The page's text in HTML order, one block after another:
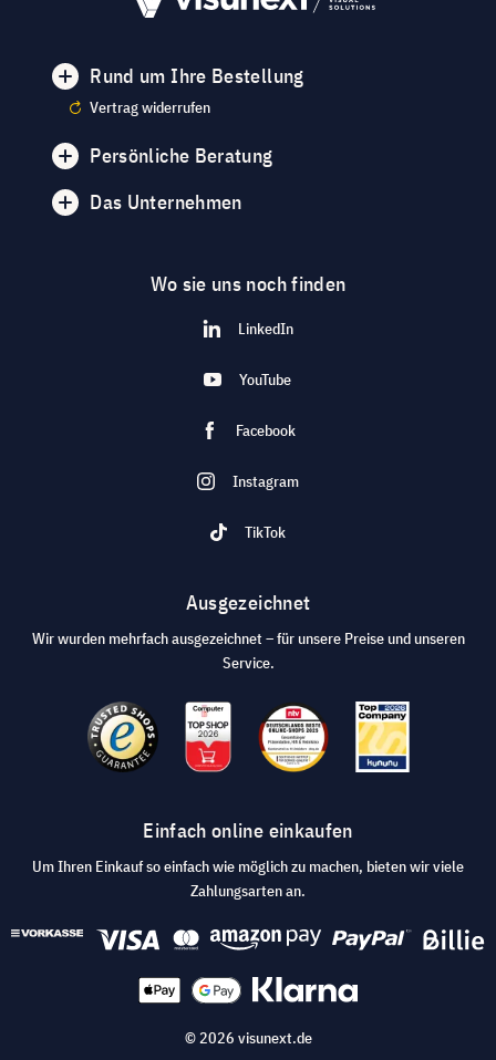
Rund um Ihre Bestellung
Vertrag widerrufen
Persönliche Beratung
Das Unternehmen
Wo sie uns noch finden
LinkedIn
YouTube
Facebook
Instagram
TikTok
Ausgezeichnet
Wir wurden mehrfach ausgezeichnet – für unsere Preise und unseren
Service.
Einfach online einkaufen
Um Ihren Einkauf so einfach wie möglich zu machen, bieten wir viele
Zahlungsarten an.
© 2026 visunext.de